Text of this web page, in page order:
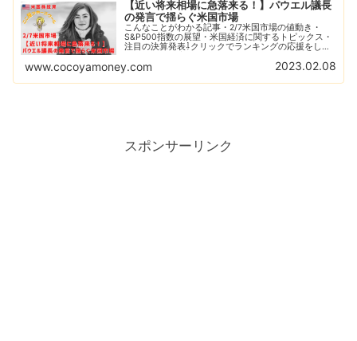
【近い将来相場に急落来る！】パウエル議長
の発言で揺らぐ米国市場
こんなことがわかる記事・2/7米国市場の値動き・
S&P500指数の展望・米国経済に関するトピックス・
注目の決算発表⇩クリックでランキングの応援をして
とうございます。）昨日の米国市場は3日ぶりに...
www.cocoyamoney.com 2023.02.08
スポンサーリンク